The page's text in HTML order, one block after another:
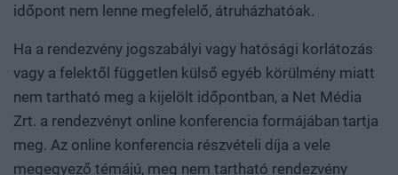
időpont nem lenne megfelelő, átruházhatóak.
Ha a rendezvény jogszabályi vagy hatósági korlátozás
vagy a felektől független külső egyéb körülmény miatt
nem tartható meg a kijelölt időpontban, a Net Média
Zrt. a rendezvényt online konferencia formájában tartja
meg. Az online konferencia részvételi díja a vele
megegyező témájú, meg nem tartható rendezvény